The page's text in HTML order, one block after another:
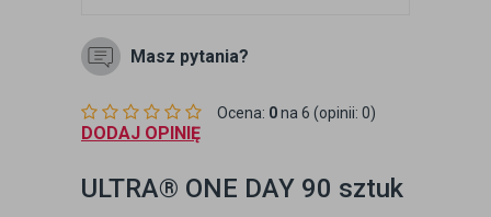
Masz pytania?
Ocena: 0na 6 (opinii: 0)
DODAJ OPINIĘ
ULTRA® ONE DAY 90 sztuk